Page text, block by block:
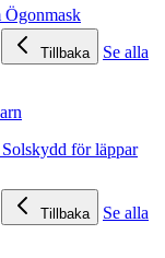
Ögonmask
Tillbaka
Se alla
Solskydd för läppar
Tillbaka
Se alla